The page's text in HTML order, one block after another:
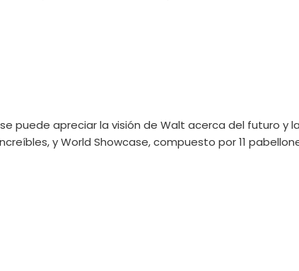
puede apreciar la visión de Walt acerca del futuro y
y World Showcase, compuesto por 11